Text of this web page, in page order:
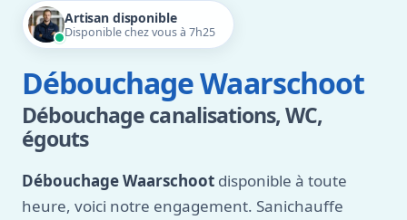
Artisan disponible
Disponible chez vous à 7h25
Débouchage Waarschoot
Débouchage canalisations, WC,
égouts
Débouchage Waarschoot disponible à toute
heure, voici notre engagement. Sanichauffe